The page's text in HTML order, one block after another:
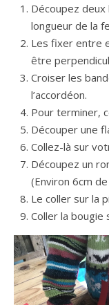
Découpez
longueur de la
Les fixer entre
être
Croiser les
l’accordéon.
Pour terminer,
Découper une
Collez-là sur
Découpez un
(Environ 6cm
Le coller sur la
Coller la bougie